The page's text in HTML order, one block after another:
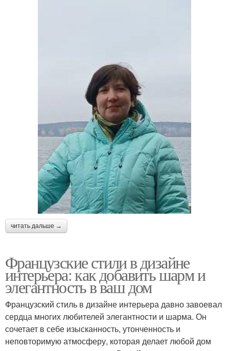
читать дальше →
Французские стили в дизайне
интерьера: как добавить шарм и
элегантность в ваш дом
Французский стиль в дизайне интерьера давно завоевал
сердца многих любителей элегантности и шарма. Он
сочетает в себе изысканность, утонченность и
неповторимую атмосферу, которая делает любой дом